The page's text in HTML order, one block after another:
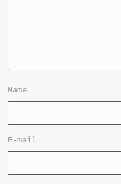
Name
E-mail